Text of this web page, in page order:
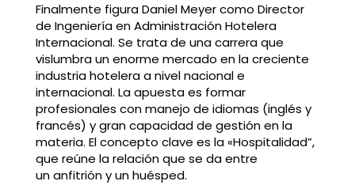
Finalmente figura Daniel Meyer como Director
de Ingeniería en Administración Hotelera
Internacional. Se trata de una carrera que
vislumbra un enorme mercado en la creciente
industria hotelera a nivel nacional e
internacional. La apuesta es formar
profesionales con manejo de idiomas (inglés y
francés) y gran capacidad de gestión en la
materia. El concepto clave es la «Hospitalidad”,
que reúne la relación que se da entre
un anfitrión y un huésped.